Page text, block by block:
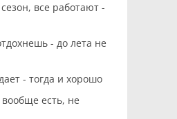
все работают -
- до лета не
- тогда и хорошо
есть, не